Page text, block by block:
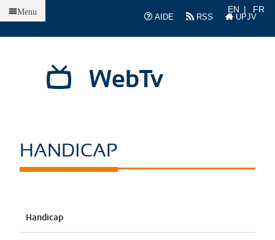
AIDE
RSS UPJV
EN FR
WebTv
Menu
HANDICAP
Handicap